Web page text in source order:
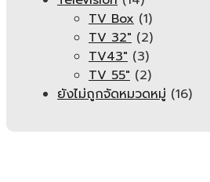
TV Box (1)
TV 32" (2)
TV43" (3)
TV 55" (2)
ยังไม่ถูกจัดหมวดหมู่ (16)